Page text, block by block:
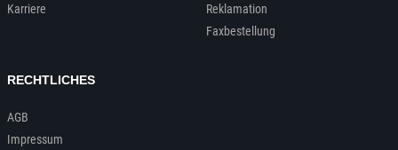
Karriere
Reklamation
Faxbestellung
RECHTLICHES
AGB
Impressum